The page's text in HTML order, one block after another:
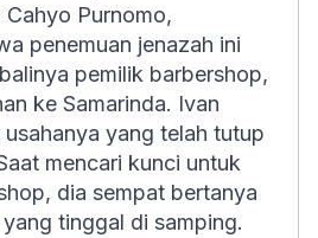
Cahyo Purnomo,
penemuan jenazah ini
pemilik barbershop,
ke Samarinda. Ivan
yang telah tutup
mencari kunci untuk
dia sempat bertanya
tinggal di samping.